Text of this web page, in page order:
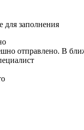
для заполнения
отправлено. В